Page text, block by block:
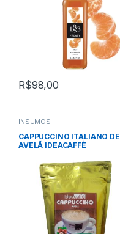
R$98,00
INSUMOS
CAPPUCCINO ITALIANO DE
AVELÃ IDEACAFFÈ